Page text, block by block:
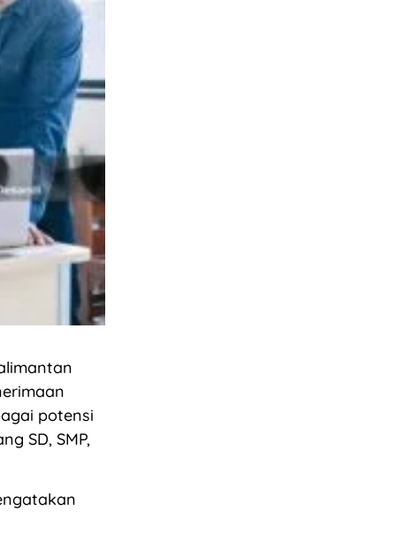
potensi
SD, SMP,